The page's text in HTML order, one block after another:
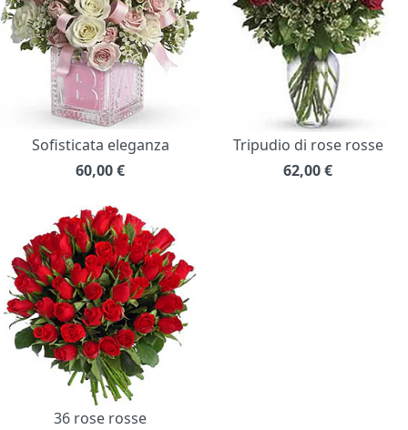
Sofisticata eleganza
60,00€
Tripudio di rose rosse
62,00€
36 rose rosse